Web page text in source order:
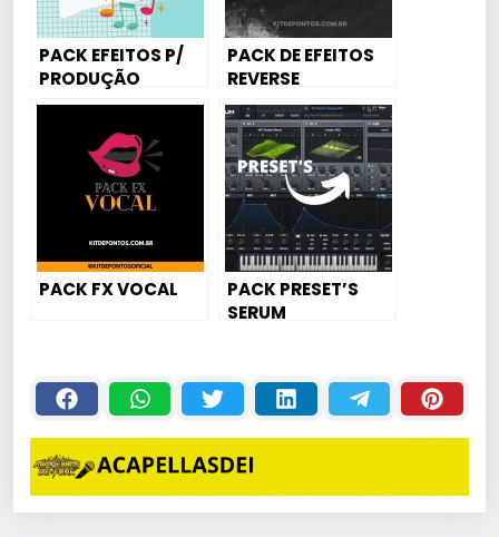
PACK EFEITOS P/
PRODUÇÃO
PACK DE EFEITOS
REVERSE
PACK FX VOCAL
PACK PRESET’S
SERUM